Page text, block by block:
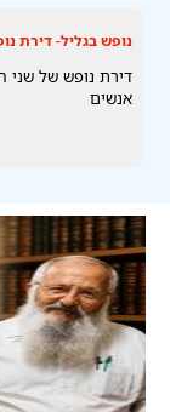
נופש בגליל- דירת
דירת נופש של
אנשים